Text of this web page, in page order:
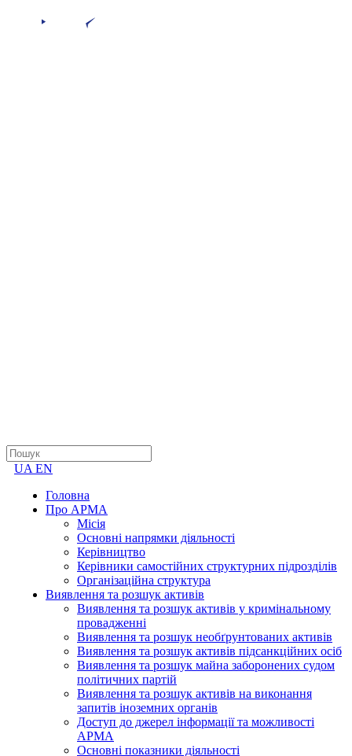
UA EN
Головна
Про АРМА
Місія
Основні напрямки діяльності
Керівництво
Керівники самостійних структурних підрозділів
Організаційна структура
Виявлення та розшук активів
Виявлення та розшук активів у кримінальному
провадженні
Виявлення та розшук необґрунтованих активів
Виявлення та розшук активів підсанкційних осіб
Виявлення та розшук майна заборонених судом
політичних партій
Виявлення та розшук активів на виконання
запитів іноземних органів
Доступ до джерел інформації та можливості
АРМА
Основні показники діяльності